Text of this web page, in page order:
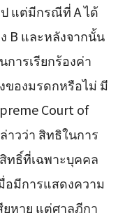
แต่มีกรณีที่ A ได้
B และหลังจากนั้น
ารเรียกร้องค่า
องมรดกหรือไม่ มี
Court of
าวว่า สิทธิในการ
ทธิ์ที่เฉพาะบุคคล
อมีการแสดงความ
ยหาย แต่ศาลฎีกา